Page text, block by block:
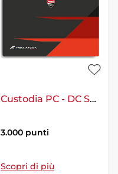
Custodia PC - DC Speed
3.000 punti
Scopri di più